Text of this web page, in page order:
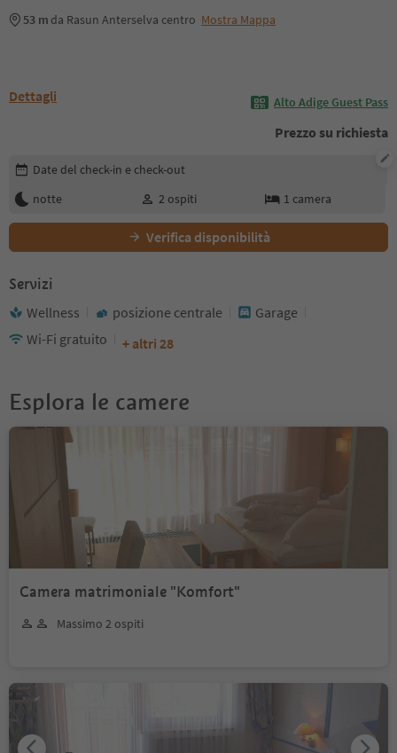
53 m da Rasun Anterselva centro Mostra Mappa
Dettagli Alto Adige Guest Pass
Prezzo su richiesta
Modifica i dettagli della prenotazione
Date del check-in e check-out
notte
2 ospiti 1 camera
Verifica disponibilità
Servizi
Wellness posizione centrale
Garage
Wi-Fi gratuito
+ altri 28
Esplora le camere
Camera matrimoniale "Komfort"
Massimo 2 ospiti